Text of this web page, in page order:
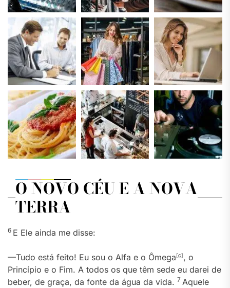
O NOVO CÉU E A NOVA
TERRA
6 E Ele ainda me disse:
—Tudo está feito! Eu sou o Alfa e o Ômega[c], o
Princípio e o Fim. A todos os que têm sede eu darei de
beber, de graça, da fonte da água da vida. 7 Aquele